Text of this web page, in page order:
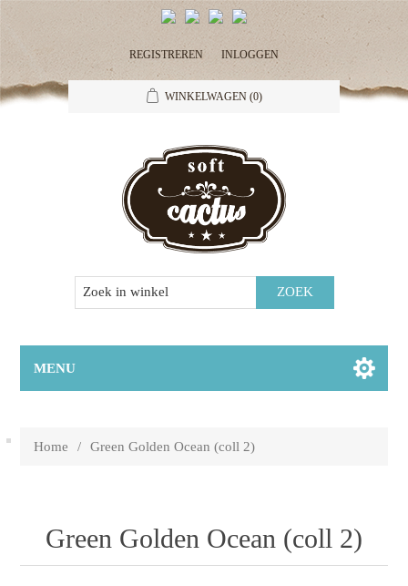
REGISTREREN INLOGGEN
WINKELWAGEN (0)
MENU
Home / Green Golden Ocean (coll 2)
Green Golden Ocean (coll 2)